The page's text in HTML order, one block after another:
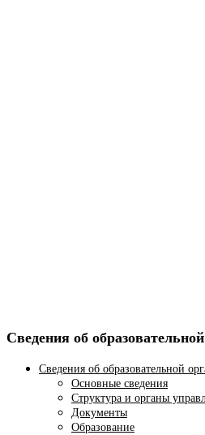
Сведения об
Сведения об образовательной
Основные сведения
Структура и органы
Документы
Образование